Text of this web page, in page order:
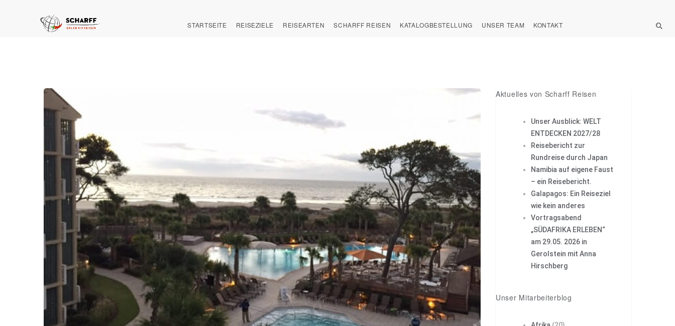
STARTSEITE REISEZIELE REISEARTEN SCHARFF REISEN KATALOGBESTELLUNG UNSER TEAM KONTAKT
Aktuelles von Scharff Reisen
Unser Ausblick: WELT
ENTDECKEN 2027/28
Reisebericht zur
Rundreise durch Japan
Namibia auf eigene Faust
– ein Reisebericht.
Galapagos: Ein Reiseziel
wie kein anderes
Vortragsabend
„SÜDAFRIKA ERLEBEN“
am 29.05. 2026 in
Gerolstein mit Anna
Hirschberg
Unser Mitarbeiterblog